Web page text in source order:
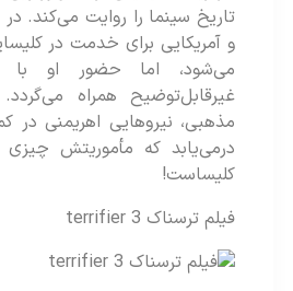
تاریخ سینما را روایت می‌کند.
و آمریکایی برای خدمت در
می‌شود، اما حضور او با
غیرقابل‌توضیح همراه
مذهبی، نیروهایی اهریمنی در
درمی‌یابد که مأموریتش
کلیساست!
فیلم ترسناک terrifier 3